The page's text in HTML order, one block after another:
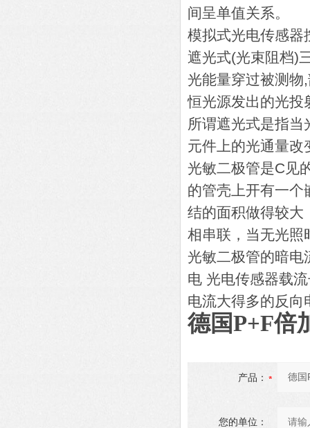
间呈单值关系。
模拟式光电传感器
遮光式(光束阻档)
光能量穿过被测物
恒光源发出的光投
所谓遮光式是指
元件上的光通量改
光敏二极管是C见
的管壳上开有一个
结的面积做得较大
相串联，当无光照
光敏二极管的暗电
电 光电传感器载
电流大得多的反向
德国P+F倍
产品：
您的单位：